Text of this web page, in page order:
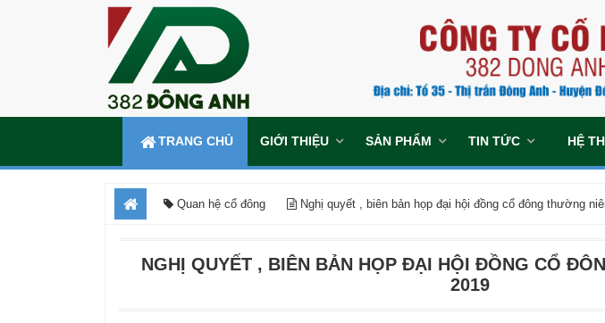
TRANG CHỦ GIỚI THIỆU SẢN PHẨM TIN TỨC HỆ
Quan hệ cổ đông Nghị quyết , biên bản họp đại hội đồng cổ đông thường
NGHỊ QUYẾT , BIÊN BẢN HỌP ĐẠI HỘI ĐỒNG CỔ
2019